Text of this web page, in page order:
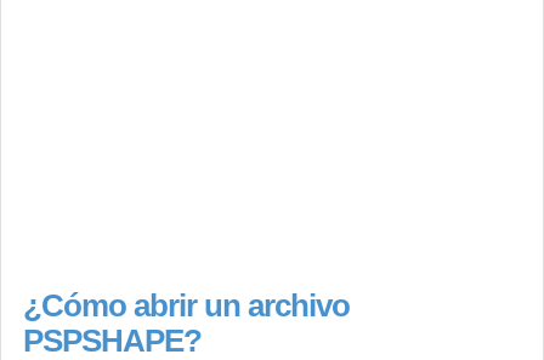
¿Cómo abrir un archivo
PSPSHAPE?